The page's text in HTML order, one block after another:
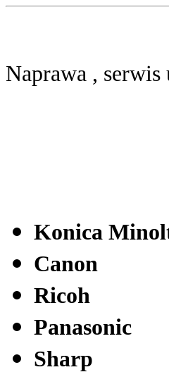
Naprawa ,
Konica
Canon
Ricoh
Panasonic
Sharp